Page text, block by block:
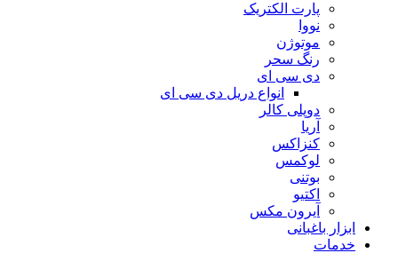
پارت الکتریک
نووا
موتوژن
رنگ سحر
دی سی ای
انواع دریل دی سی ای
دوپلی کالر
آریا
کنزاکس
لوکمس
بوتنی
اکتیو
آیرون مکس
ابزار باغبانی
خدمات